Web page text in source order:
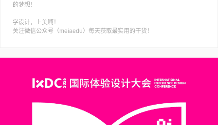
的梦想！
学设计，上美啊！
关注微信公众号（meiaedu）每天获取最实用的干货！